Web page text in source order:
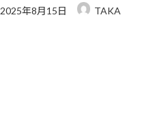
最
2025年8月15日 TAKA